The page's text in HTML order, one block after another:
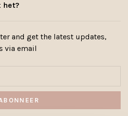
het?
and get the latest updates,
via email